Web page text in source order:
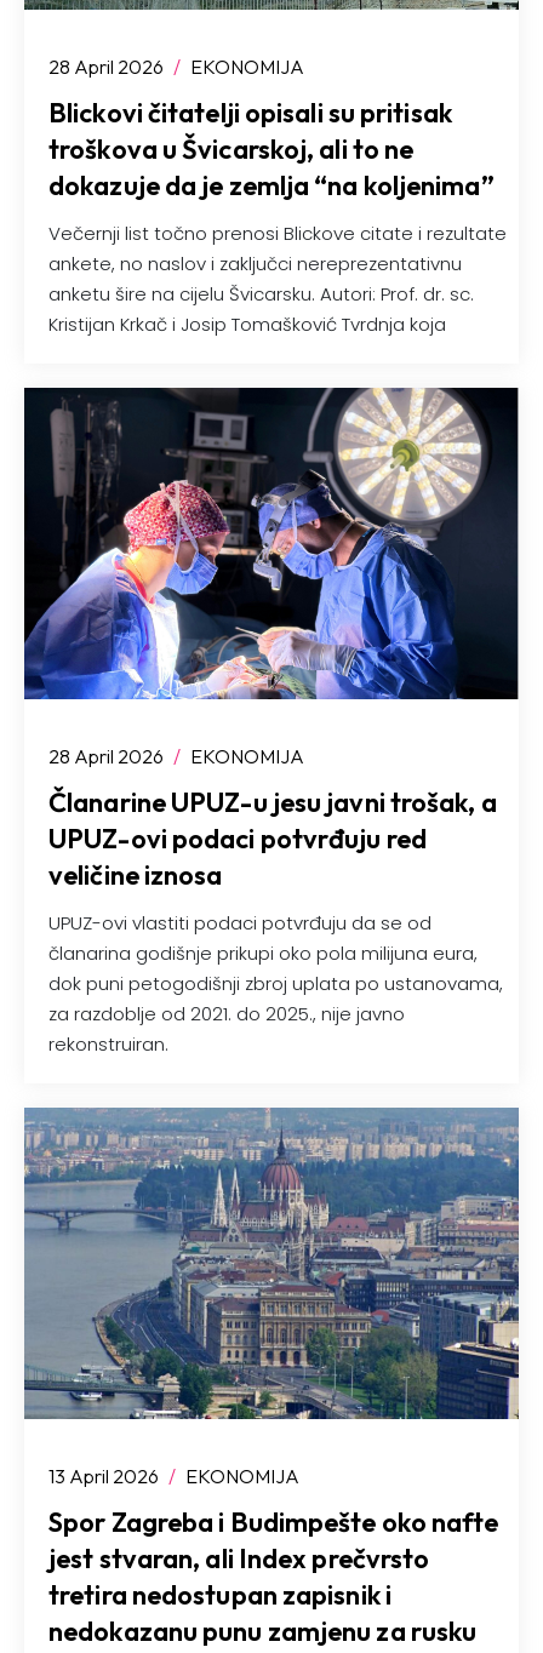
28 April 2026 / EKONOMIJA
Blickovi čitatelji opisali su pritisak
troškova u Švicarskoj, ali to ne
dokazuje da je zemlja “na koljenima”
Večernji list točno prenosi Blickove citate i rezultate
ankete, no naslov i zaključci nereprezentativnu
anketu šire na cijelu Švicarsku. Autori: Prof. dr. sc.
Kristijan Krkač i Josip Tomašković Tvrdnja koja
28 April 2026 / EKONOMIJA
Članarine UPUZ-u jesu javni trošak, a
UPUZ-ovi podaci potvrđuju red
veličine iznosa
UPUZ-ovi vlastiti podaci potvrđuju da se od
članarina godišnje prikupi oko pola milijuna eura,
dok puni petogodišnji zbroj uplata po ustanovama,
za razdoblje od 2021. do 2025., nije javno
rekonstruiran.
13 April 2026 / EKONOMIJA
Spor Zagreba i Budimpešte oko nafte
jest stvaran, ali Index prečvrsto
tretira nedostupan zapisnik i
nedokazanu punu zamjenu za rusku